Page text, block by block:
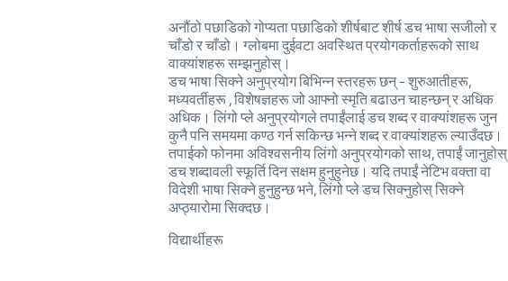
अनौंठो पछाडिको गोप्यता पछाडिको शीर्षबाट शीर्ष डच भाषा सजीलो र
चाँडो र चाँडो। ग्लोबमा दुईवटा अवस्थित प्रयोगकर्ताहरूको साथ
वाक्यांशहरू सम्झनुहोस्।
डच भाषा सिक्ने अनुप्रयोग बिभिन्न स्तरहरू छन् - शुरुआतीहरू,
मध्यवर्तीहरू , विशेषज्ञहरू जो आफ्नो स्मृति बढाउन चाहन्छन् र अधिक
अधिक। लिंगो प्ले अनुप्रयोगले तपाईंलाई डच शब्द र वाक्यांशहरू जुन
कुनै पनि समयमा कण्ठ गर्न सकिन्छ भन्ने शब्द र वाक्यांशहरू ल्याउँदछ।
तपाईको फोनमा अविश्वसनीय लिंगो अनुप्रयोगको साथ, तपाईं जानुहोस्
डच शब्दावली स्फूर्ति दिन सक्षम हुनुहुनेछ। यदि तपाईं नेटिभ वक्ता वा
विदेशी भाषा सिक्ने हुनुहुन्छ भने, लिंगो प्ले डच सिक्नुहोस् सिक्ने
अप्ठ्यारोमा सिक्दछ।
विद्यार्थीहरू